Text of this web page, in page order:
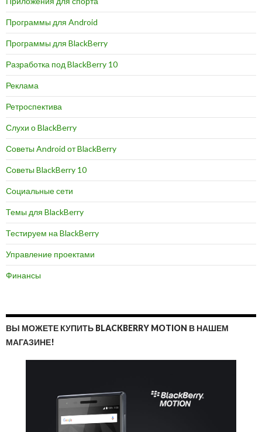
Программы для Android
Программы для BlackBerry
Разработка под BlackBerry 10
Реклама
Ретроспектива
Слухи о BlackBerry
Советы Android от BlackBerry
Советы BlackBerry 10
Социальные сети
Темы для BlackBerry
Тестируем на BlackBerry
Управление проектами
Финансы
ВЫ МОЖЕТЕ КУПИТЬ BLACKBERRY MOTION В НАШЕМ
МАГАЗИНЕ!